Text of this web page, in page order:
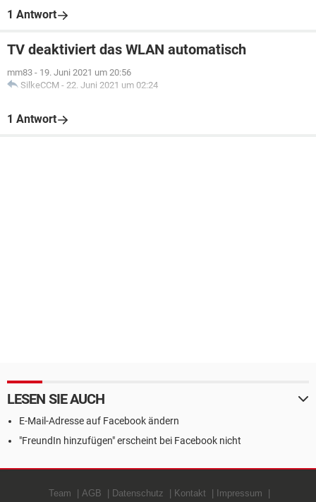
1 Antwort
TV deaktiviert das WLAN automatisch
mm83 - 19. Juni 2021 um 20:56
SilkeCCM - 22. Juni 2021 um 02:24
1 Antwort
LESEN SIE AUCH
E-Mail-Adresse auf Facebook ändern
"FreundIn hinzufügen" erscheint bei Facebook nicht
Team AGB Datenschutz Kontakt Impressum